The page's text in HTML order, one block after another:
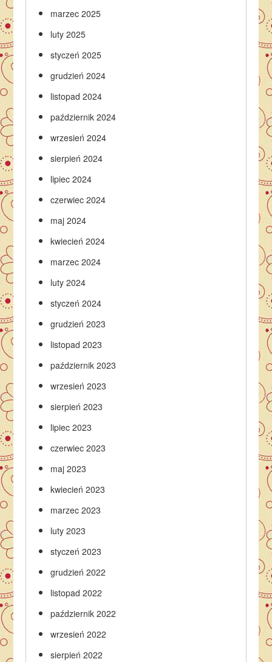
marzec 2025
luty 2025
styczeń 2025
grudzień 2024
listopad 2024
październik 2024
wrzesień 2024
sierpień 2024
lipiec 2024
czerwiec 2024
maj 2024
kwiecień 2024
marzec 2024
luty 2024
styczeń 2024
grudzień 2023
listopad 2023
październik 2023
wrzesień 2023
sierpień 2023
lipiec 2023
czerwiec 2023
maj 2023
kwiecień 2023
marzec 2023
luty 2023
styczeń 2023
grudzień 2022
listopad 2022
październik 2022
wrzesień 2022
sierpień 2022